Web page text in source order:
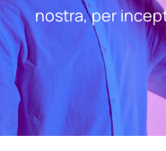
nostra, per